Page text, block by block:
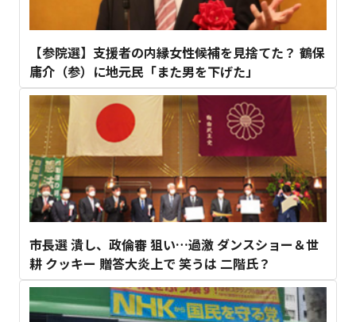
【参院選】支援者の内縁女性候補を見捨てた？ 鶴保
庸介（参）に地元民「また男を下げた」
市長選 潰し、政倫審 狙い…過激 ダンスショー＆世
耕 クッキー 贈答大炎上で 笑うは 二階氏？